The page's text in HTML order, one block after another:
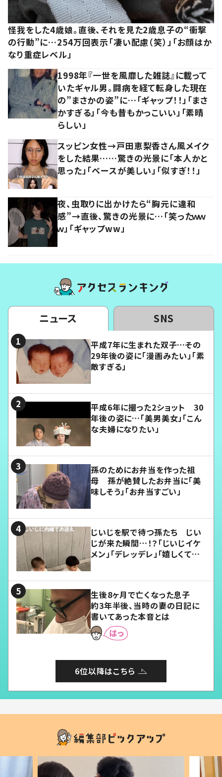
怪我をした4歳娘。直後、それを見た2歳息子の“衝撃
の行動”に…254万回表示「凄い配慮（笑）」「お顔はか
なり重症レベル」
1998年『一世を風靡した雑誌』に載って
いたギャル男。闘病を経て転身した現在
の”まさかの姿”に…「ギャップ！！」「まさ
かすぎる」「今も昔もかっこいい」「素晴
らしい」
スッピン女性→戸田恵梨香さん風メイク
をした結果……驚きの光景に「本人かと
思った」「ベースが美しい」「似すぎ！！」
夜、虫取りに出かけたら“胸元に違和
感”→直後、驚きの光景に…「笑ったｗｗ
ｗ」「ギャップww」
ニュース SNS
平成7年に生まれた双子…その
29年後の姿に「漫画みたい」「素
敵すぎる」
平成6年に撮った2ショット 30
年後の姿に…「美男美女」「こん
な夫婦になりたい」
孫のためにお弁当を作った祖
母 孫が絶賛したお弁当に「美
味しそう」「お弁当すごい」
じいじを駅で待つ孫たち じい
じが来た瞬間…！？「じいじイケ
メン」「デレッデレ」「嬉しくて可
生後8ヶ月で亡くなった息子
約3年半後、当時の妻の日記に
書いてあった本音とは
6位以降はこちら